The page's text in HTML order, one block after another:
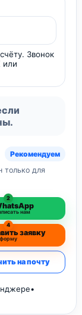
Звонок
или
Рекомендуем
только для
2
нам
4
заявку
на почту
•